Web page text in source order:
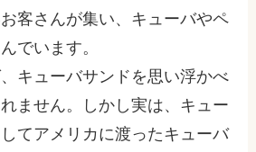
客さんが集い、キューバやペ
でいます。
キューバサンドを思い浮かべ
ません。しかし実は、キュー
てアメリカに渡ったキューバ